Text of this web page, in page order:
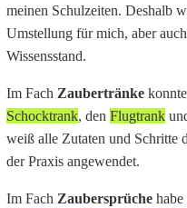
meinen Schulzeiten. Deshalb
Umstellung für mich, aber
Wissensstand.
Im Fach Zaubertränke
Schocktrank, denFlugtrank
weiß alle Zutaten und Schritte
der Praxis angewendet.
Im Fach Zaubersprüche habe